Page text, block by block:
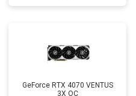
GeForce RTX 4070 VENTUS
3X OC